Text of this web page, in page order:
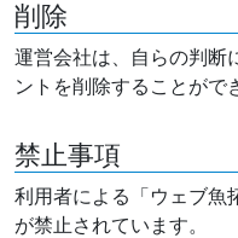
削除
運営会社は、自らの判断
ントを削除することがで
禁止事項
利用者による「ウェブ魚
が禁止されています。